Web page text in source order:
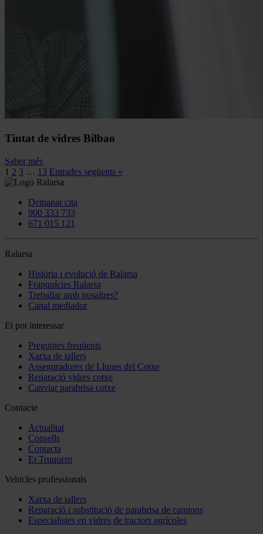
Tintat de vidres Bilbao
Saber més
1 2 3 … 13 Entrades següents »
Demanar cita
900 333 733
671 015 121
Ralarsa
Història i evolució de Ralarsa
Franquícies Ralarsa
Treballar amb nosaltres?
Canal mediador
Et pot interessar
Preguntes freqüents
Xarxa de tallers
Asseguradores de Llunes del Cotxe
Reparació vidres cotxe
Canviar parabrisa cotxe
Contacte
Actualitat
Consells
Contacta
Et Truquem
Vehicles professionals
Xarxa de tallers
Reparació i substitució de parabrisa de camions
Especialistes en vidres de tractors agrícoles